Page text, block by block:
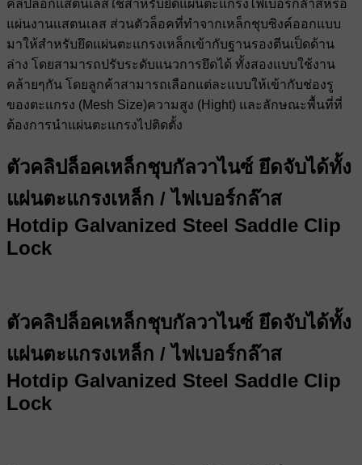
คลิปล็อกแสตนเลสใช้สำหรับยึดแผ่นตะแกรงไฟเบอร์กล๊าสหรือ
แผ่นงานแสตนเลส ส่วนตัวล็อคที่ทำจากเหล็กชุบซิงค์ออกแบบ
มาให้สำหรับยึดแผ่นตะแกรงเหล็กเข้ากับฐานรองตีนเป็ดด้าน
ล่าง โดยสามารถปรับระดับแนวการยึดได้ ทั้งสองแบบใช้งาน
คล้ายๆกัน โดยลูกค้าสามารถเลือกแต่ละแบบให้เข้ากับช่องรู
ของตะแกรง (Mesh Size)ความสูง (Hight) และลักษณะพื้นที่ที่
ต้องการนำแผ่นตะแกรงไปติดตั้ง
ตัวคลิปล็อคเหล็กชุบกัลวาไนซ์ ยึดจับได้ทั้ง
แผ่นตะแกรงเหล็ก / ไฟเบอร์กล๊าส
Hotdip Galvanized Steel Saddle Clip
Lock
ตัวคลิปล็อคเหล็กชุบกัลวาไนซ์ ยึดจับได้ทั้ง
แผ่นตะแกรงเหล็ก / ไฟเบอร์กล๊าส
Hotdip Galvanized Steel Saddle Clip
Lock